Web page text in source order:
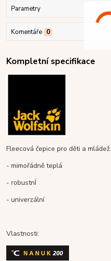
Parametry
Komentáře 0
Kompletní specifikace
Fleecová čepice pro děti a mládež.
- mimořádně teplá
- robustnÍ
- univerzální
Vlastnosti: